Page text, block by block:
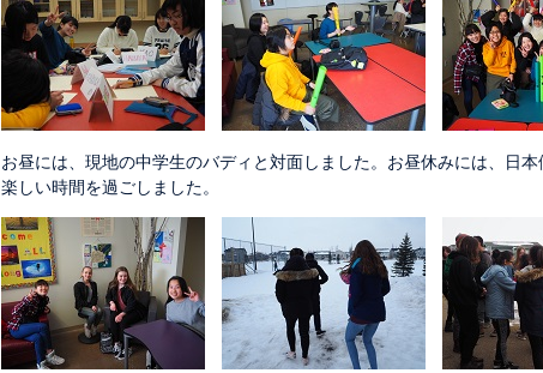
お昼には、現地の中学生のバディと対面しました。お昼休みには、日
楽しい時間を過ごしました。